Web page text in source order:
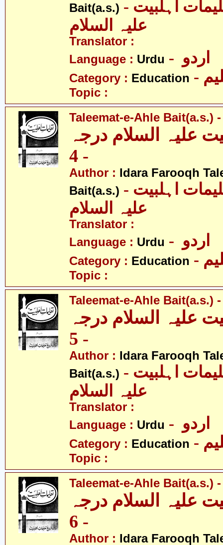
Bait(a.s.) - ادارہ فروغ تعلیمات اہلبیت
علیہ السلام
Translator :
Language : Urdu
Category : Education
Topic :
Taleemat-e-Ahle Bait(a.s.)
علیہ السلام درجہ
- 4
Author : Idara Farooqh
Bait(a.s.) - ادارہ فروغ تعلیمات اہلبیت
علیہ السلام
Translator :
Language : Urdu
Category : Education
Topic :
Taleemat-e-Ahle Bait(a.s.)
علیہ السلام درجہ
- 5
Author : Idara Farooqh
Bait(a.s.) - ادارہ فروغ تعلیمات اہلبیت
علیہ السلام
Translator :
Language : Urdu
Category : Education
Topic :
Taleemat-e-Ahle Bait(a.s.)
علیہ السلام درجہ
- 6
Author : Idara Farooqh